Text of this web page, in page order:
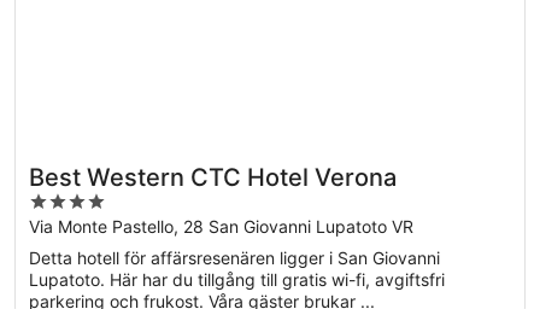
Best Western CTC Hotel Verona
4
out
of
5
Via Monte Pastello, 28 San Giovanni Lupatoto VR
Detta hotell för affärsresenären ligger i San Giovanni
Lupatoto. Här har du tillgång till gratis wi-fi, avgiftsfri
parkering och frukost. Våra gäster brukar ...